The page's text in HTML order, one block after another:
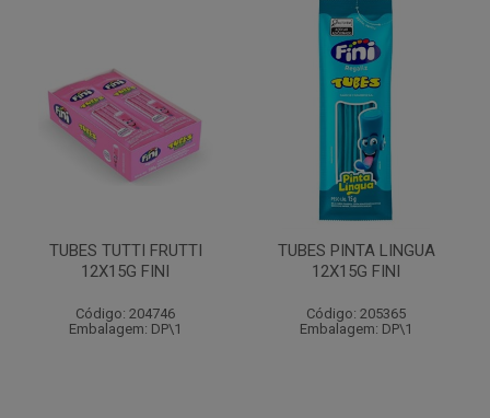
TUBES TUTTI FRUTTI
12X15G FINI
Código: 204746
Embalagem: DP\1
TUBES PINTA LINGUA
12X15G FINI
Código: 205365
Embalagem: DP\1